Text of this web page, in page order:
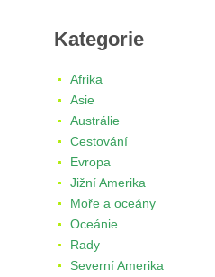
Kategorie
Afrika
Asie
Austrálie
Cestování
Evropa
Jižní Amerika
Moře a oceány
Oceánie
Rady
Severní Amerika